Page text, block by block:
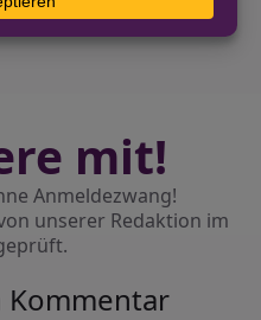
mit!
Anmeldezwang!
unserer Redaktion im
Kommentar